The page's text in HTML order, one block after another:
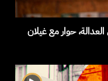
حوار مع غيلان